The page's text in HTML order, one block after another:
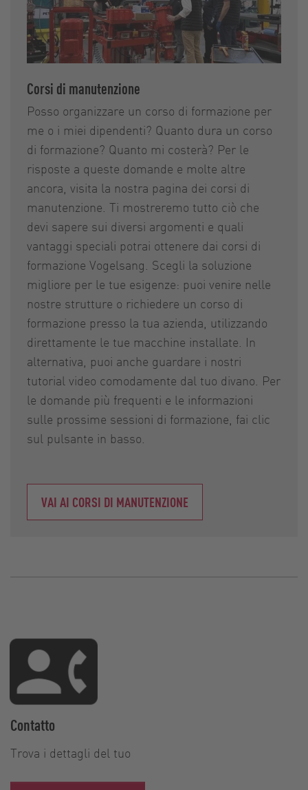
Corsi di manutenzione
Posso organizzare un corso di formazione per
me o i miei dipendenti? Quanto dura un corso
di formazione? Quanto mi costerà? Per le
risposte a queste domande e molte altre
ancora, visita la nostra pagina dei corsi di
manutenzione. Ti mostreremo tutto ciò che
devi sapere sui diversi argomenti e quali
vantaggi speciali potrai ottenere dai corsi di
formazione Vogelsang. Scegli la soluzione
migliore per le tue esigenze: puoi venire nelle
nostre strutture o richiedere un corso di
formazione presso la tua azienda, utilizzando
direttamente le tue macchine installate. In
alternativa, puoi anche guardare i nostri
tutorial video comodamente dal tuo divano. Per
le domande più frequenti e le informazioni
sulle prossime sessioni di formazione, fai clic
sul pulsante in basso.
VAI AI CORSI DI MANUTENZIONE
Contatto
Trova i dettagli del tuo